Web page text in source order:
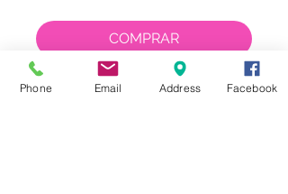
COMPRAR
Phone Email Address Facebook